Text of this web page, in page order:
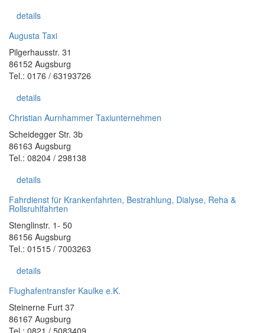
details
Augusta Taxi
Pilgerhausstr. 31
86152 Augsburg
Tel.: 0176 / 63193726
details
Christian Aurnhammer Taxiunternehmen
Scheidegger Str. 3b
86163 Augsburg
Tel.: 08204 / 298138
details
Fahrdienst für Krankenfahrten, Bestrahlung, Dialyse, Reha &
Rollsruhlfahrten
Stenglinstr. 1- 50
86156 Augsburg
Tel.: 01515 / 7003263
details
Flughafentransfer Kaulke e.K.
Steinerne Furt 37
86167 Augsburg
Tel.: 0821 / 5083409